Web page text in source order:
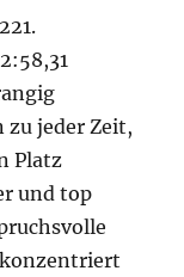
zu jeder Zeit,
Platz
und top
konzentriert